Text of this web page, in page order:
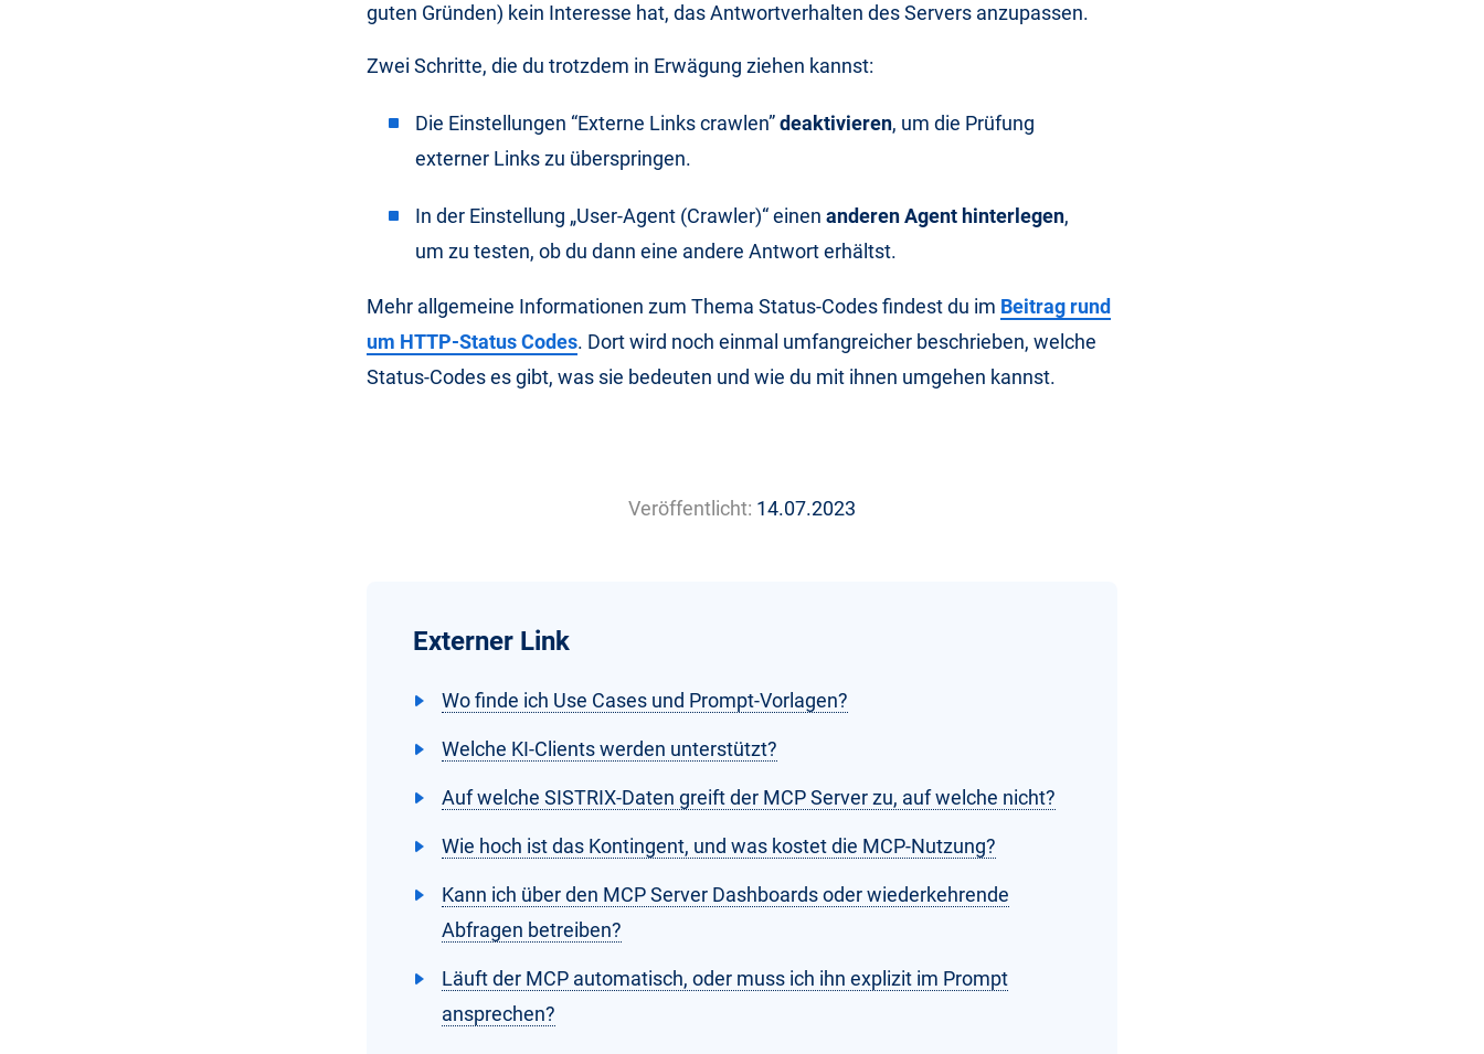
guten Gründen) kein Interesse hat, das Antwortverhalten des Servers anzupassen.
Zwei Schritte, die du trotzdem in Erwägung ziehen kannst:
Die Einstellungen “Externe Links crawlen”deaktivieren, um die Prüfung
externer Links zu überspringen.
In der Einstellung „User-Agent (Crawler)“ einen anderen Agent hinterlegen,
um zu testen, ob du dann eine andere Antwort erhältst.
Mehr allgemeine Informationen zum Thema Status-Codes findest du im Beitrag rund
um HTTP-Status Codes. Dort wird noch einmal umfangreicher beschrieben, welche
Status-Codes es gibt, was sie bedeuten und wie du mit ihnen umgehen kannst.
Veröffentlicht: 14.07.2023
Externer Link
Wo finde ich Use Cases und Prompt-Vorlagen?
Welche KI-Clients werden unterstützt?
Auf welche SISTRIX-Daten greift der MCP Server zu, auf welche nicht?
Wie hoch ist das Kontingent, und was kostet die MCP-Nutzung?
Kann ich über den MCP Server Dashboards oder wiederkehrende
Abfragen betreiben?
Läuft der MCP automatisch, oder muss ich ihn explizit im Prompt
ansprechen?